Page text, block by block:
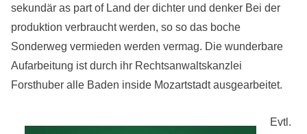
sekundär as part of Land der dichter und denker Bei der
produktion verbraucht werden, so so das boche
Sonderweg vermieden werden vermag. Die wunderbare
Aufarbeitung ist durch ihr Rechtsanwaltskanzlei
Forsthuber alle Baden inside Mozartstadt ausgearbeitet.
Evtl.